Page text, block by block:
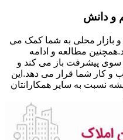
و دانش
بازار محلی به شما کمک می
مطالعه و ادامه
سوی پیشرفت باز می کند و
و کار شما قرار می دهد.این
نسبت به سایر همکارانتان